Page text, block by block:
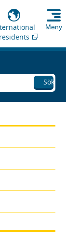
residents
Meny
Sök